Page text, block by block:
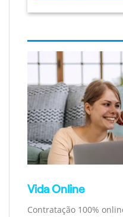
Vida Online
Contratação 100%